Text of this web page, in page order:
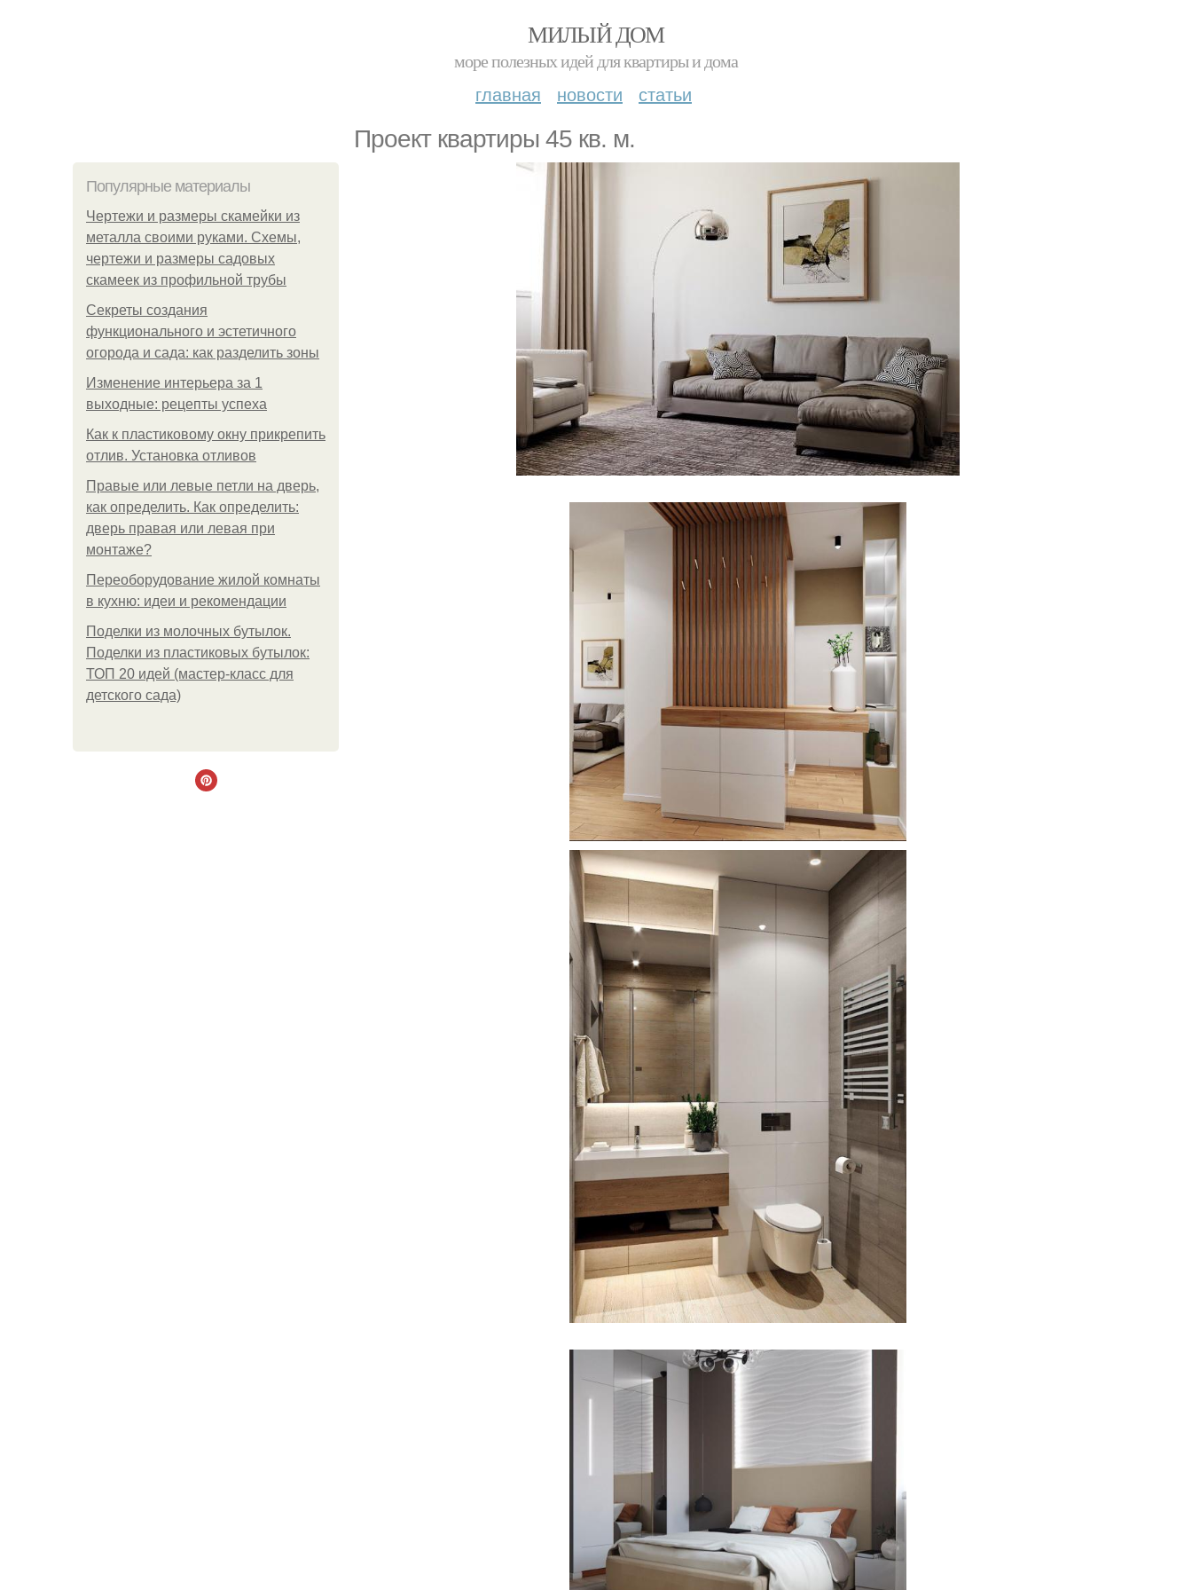
МИЛЫЙ ДОМ
море полезных идей для квартиры и дома
главная новости статьи
Проект квартиры 45 кв. м.
Популярные материалы
Чертежи и размеры скамейки из
металла своими руками. Схемы,
чертежи и размеры садовых
скамеек из профильной трубы
Секреты создания
функционального и эстетичного
огорода и сада: как разделить зоны
Изменение интерьера за 1
выходные: рецепты успеха
Как к пластиковому окну прикрепить
отлив. Установка отливов
Правые или левые петли на дверь,
как определить. Как определить:
дверь правая или левая при
монтаже?
Переоборудование жилой комнаты
в кухню: идеи и рекомендации
Поделки из молочных бутылок.
Поделки из пластиковых бутылок:
ТОП 20 идей (мастер-класс для
детского сада)